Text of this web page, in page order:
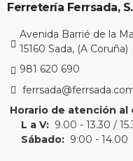
Ferretería Ferrsada,
Avenida Barrié de la
15160 Sada, (A Coruña)
981 620 690
Horario de atención al
L a V: 9.00 - 13.30 /
Sábado: 9:00 - 14.00